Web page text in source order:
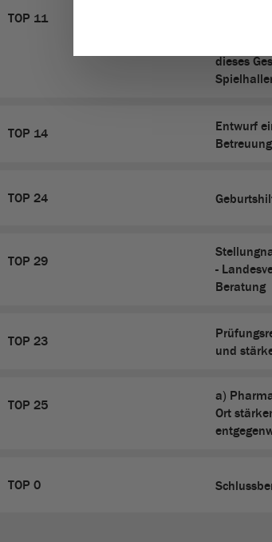
TOP 11
Entwurf
dieses
TOP 14
Entwurf
TOP 24
TOP 29
-
Beratung
TOP 23
und
TOP 25
a)
Ort
TOP 0